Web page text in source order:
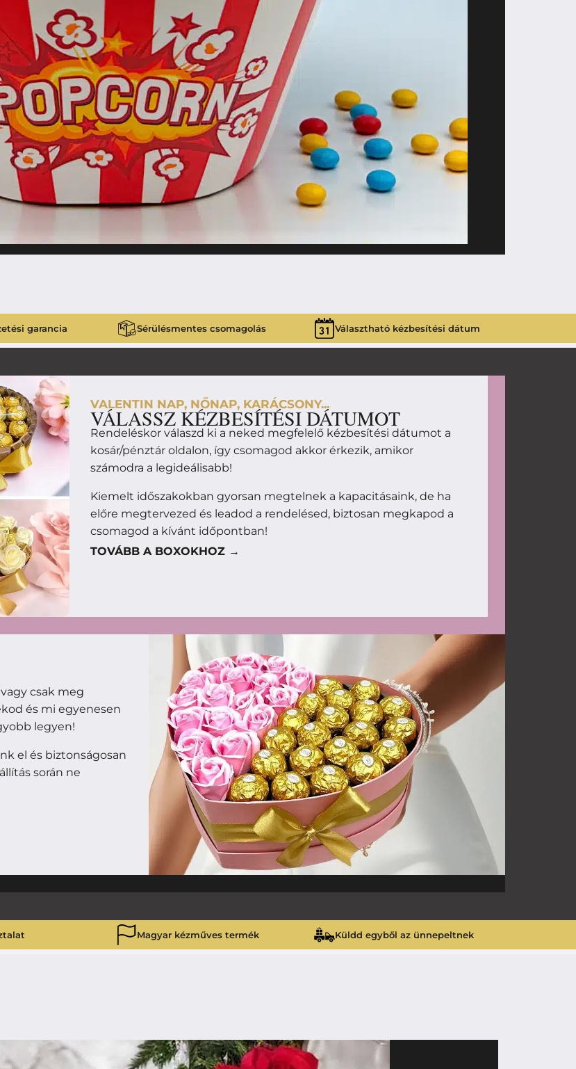
garancia Sérülésmentes csomagolás Választható kézbesítési dátum
VALENTIN NAP, NŐNAP, KARÁCSONY...
VÁLASSZ KÉZBESÍTÉSI DÁTUMOT
Rendeléskor válaszd ki a neked megfelelő kézbesítési dátumot a
kosár/pénztár oldalon, így csomagod akkor érkezik, amikor
számodra a legideálisabb!
Kiemelt időszakokban gyorsan megtelnek a kapacitásaink, de ha
előre megtervezed és leadod a rendelésed, biztosan megkapod a
csomagod a kívánt időpontban!
TOVÁBB A BOXOKHOZ →
csak meg
és mi egyenesen
legyen!
el és biztonságosan
során ne
Magyar kézműves termék Küldd egyből az ünnepeltnek